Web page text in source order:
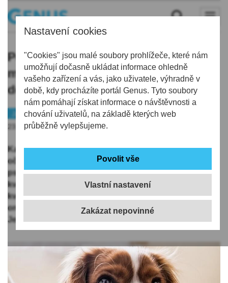
Nastavení cookies
"Cookies" jsou malé soubory prohlížeče, které nám
umožňují dočasně ukládat informace ohledně
vašeho zařízení a vás, jako uživatele, výhradně v
době, kdy procházíte portál Genus. Tyto soubory
nám pomáhají získat informace o návštěvnosti a
chování uživatelů, na základě kterých web
průběžně vylepšujeme.
Vlastní nastavení
Povinné očkování psů: Zvíře musí
mít náhubek, vodítko a být v
doprovodu osoby starší 15 let
Jablonecko
Oznámení
23.05.2025 | 9:17
Každý rok jablonecký magistrát organizuje hromadné
očkování psů proti vzteklině a nabízí ho chovatelům
psů zdarma. Letos je termín stanovený na úterý 27.
května od 10 do 12 a od 14 do 16 hodin a ve středu 28.
května od 14 do 16.30 hodin, a to před veterinární
ordinací MVDr. Jaromíra Baudyše v jablonecké
Ještědské ulici.